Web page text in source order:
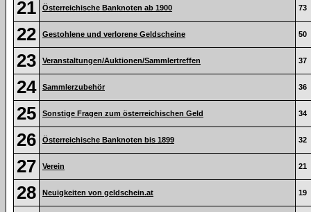
21 Österreichische Banknoten ab 1900 73
22 Gestohlene und verlorene Geldscheine 50
23 Veranstaltungen/Auktionen/Sammlertreffen 37
24 Sammlerzubehör 36
25 Sonstige Fragen zum österreichischen Geld 34
26 Österreichische Banknoten bis 1899 32
27 Verein 21
28 Neuigkeiten von geldschein.at 19